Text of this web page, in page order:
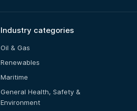
Industry categories
Oil & Gas
Renewables
Maritime
General Health, Safety &
Environment